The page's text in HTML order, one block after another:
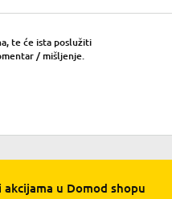
te će ista poslužiti
/ mišljenje.
u Domod shopu